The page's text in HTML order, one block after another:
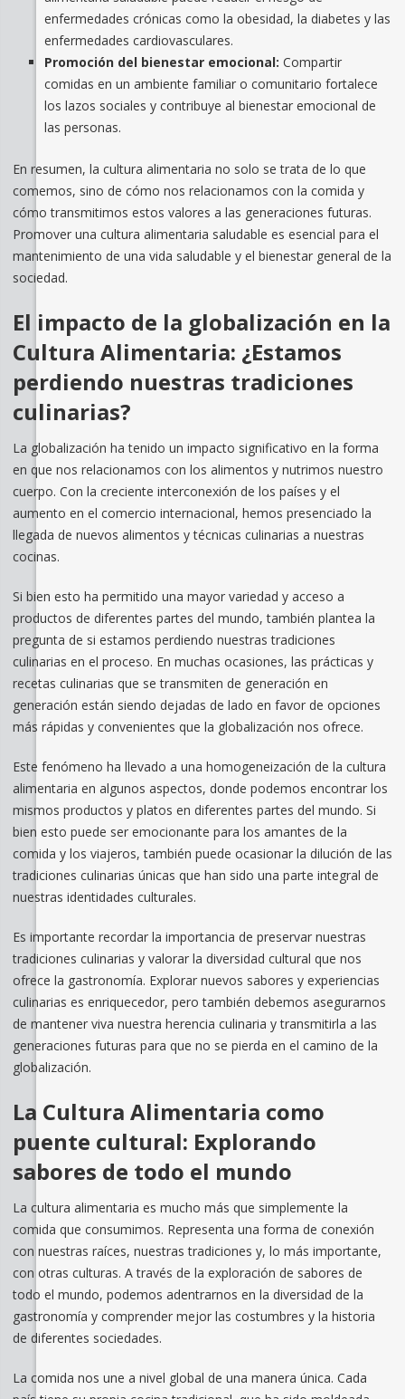
enfermedades crónicas como la obesidad, la diabetes y las
enfermedades cardiovasculares.
Promoción del bienestar emocional: Compartir
comidas en un ambiente familiar o comunitario fortalece
los lazos sociales y contribuye al bienestar emocional de
las personas.
En resumen, la cultura alimentaria no solo se trata de lo que
comemos, sino de cómo nos relacionamos con la comida y
cómo transmitimos estos valores a las generaciones futuras.
Promover una cultura alimentaria saludable es esencial para el
mantenimiento de una vida saludable y el bienestar general de la
sociedad.
El impacto de la globalización en la
Cultura Alimentaria: ¿Estamos
perdiendo nuestras tradiciones
culinarias?
La globalización ha tenido un impacto significativo en la forma
en que nos relacionamos con los alimentos y nutrimos nuestro
cuerpo. Con la creciente interconexión de los países y el
aumento en el comercio internacional, hemos presenciado la
llegada de nuevos alimentos y técnicas culinarias a nuestras
cocinas.
Si bien esto ha permitido una mayor variedad y acceso a
productos de diferentes partes del mundo, también plantea la
pregunta de si estamos perdiendo nuestras tradiciones
culinarias en el proceso. En muchas ocasiones, las prácticas y
recetas culinarias que se transmiten de generación en
generación están siendo dejadas de lado en favor de opciones
más rápidas y convenientes que la globalización nos ofrece.
Este fenómeno ha llevado a una homogeneización de la cultura
alimentaria en algunos aspectos, donde podemos encontrar los
mismos productos y platos en diferentes partes del mundo. Si
bien esto puede ser emocionante para los amantes de la
comida y los viajeros, también puede ocasionar la dilución de las
tradiciones culinarias únicas que han sido una parte integral de
nuestras identidades culturales.
Es importante recordar la importancia de preservar nuestras
tradiciones culinarias y valorar la diversidad cultural que nos
ofrece la gastronomía. Explorar nuevos sabores y experiencias
culinarias es enriquecedor, pero también debemos asegurarnos
de mantener viva nuestra herencia culinaria y transmitirla a las
generaciones futuras para que no se pierda en el camino de la
globalización.
La Cultura Alimentaria como
puente cultural: Explorando
sabores de todo el mundo
La cultura alimentaria es mucho más que simplemente la
comida que consumimos. Representa una forma de conexión
con nuestras raíces, nuestras tradiciones y, lo más importante,
con otras culturas. A través de la exploración de sabores de
todo el mundo, podemos adentrarnos en la diversidad de la
gastronomía y comprender mejor las costumbres y la historia
de diferentes sociedades.
La comida nos une a nivel global de una manera única. Cada